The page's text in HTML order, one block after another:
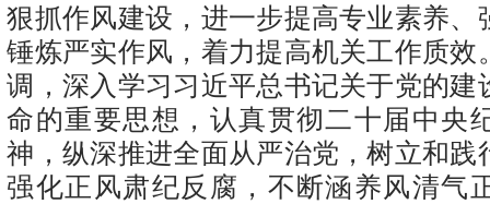
狠抓作风建设，进一步提高专业素养、
锤炼严实作风，着力提高机关工作质效
调，深入学习习近平总书记关于党的建
命的重要思想，认真贯彻二十届中央
神，纵深推进全面从严治党，树立和践
强化正风肃纪反腐，不断涵养风清气